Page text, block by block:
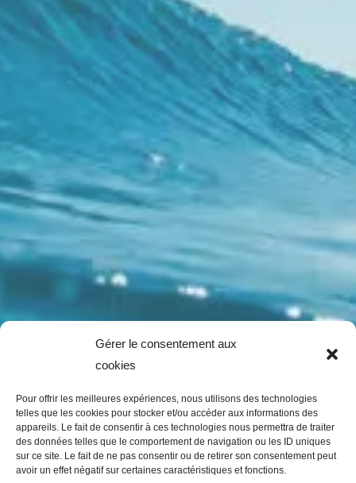
Gérer le consentement aux
cookies
Pour offrir les meilleures expériences, nous utilisons des technologies
telles que les cookies pour stocker et/ou accéder aux informations des
appareils. Le fait de consentir à ces technologies nous permettra de traiter
des données telles que le comportement de navigation ou les ID uniques
sur ce site. Le fait de ne pas consentir ou de retirer son consentement peut
avoir un effet négatif sur certaines caractéristiques et fonctions.